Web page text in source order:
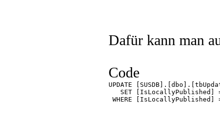
Dafür kann man
Code
UPDATE
SET [IsLocallyPublished]
WHERE